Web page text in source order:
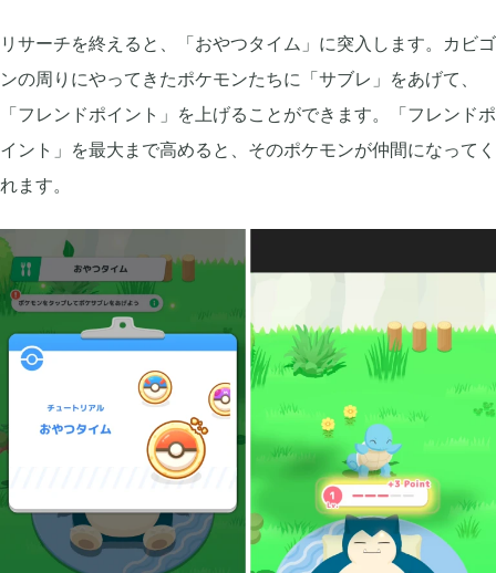
リサーチを終えると、「おやつタイム」に突入します。カビゴ
ンの周りにやってきたポケモンたちに「サブレ」をあげて、
「フレンドポイント」を上げることができます。「フレンドポ
イント」を最大まで高めると、そのポケモンが仲間になってく
れます。